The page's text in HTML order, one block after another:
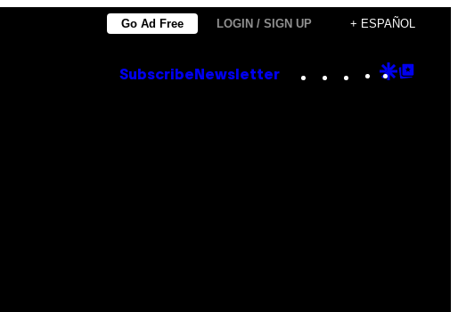
Go Ad Free LOGIN / SIGN UP + ESPAÑOL
Subscribe Newsletter Instagram
TikTok
YouTube
Google